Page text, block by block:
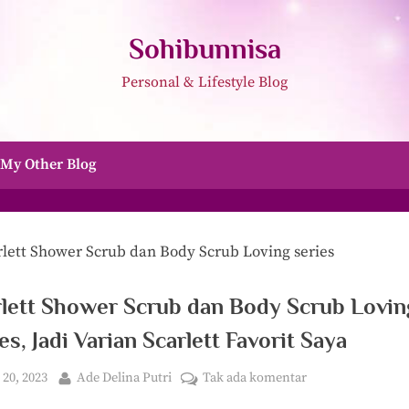
Sohibunnisa
Personal & Lifestyle Blog
My Other Blog
Shower Scrub dan Body Scrub
Jadi Varian Scarlett Favorit Saya
2023 By
Ade Delina Putri Tak ada komentarpada